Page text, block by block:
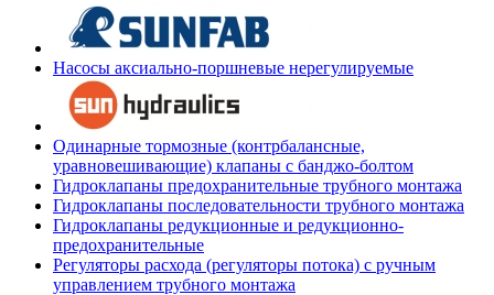
Насосы аксиально-поршневые нерегулируемые
Одинарные тормозные (контрбалансные,
уравновешивающие) клапаны с банджо-болтом
Гидроклапаны предохранительные трубного монтажа
Гидроклапаны последовательности трубного монтажа
Гидроклапаны редукционные и редукционно-
предохранительные
Регуляторы расхода (регуляторы потока) с ручным
управлением трубного монтажа